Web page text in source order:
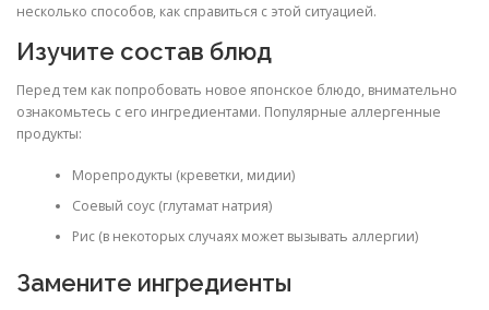
несколько способов, как справиться с этой ситуацией.
Изучите состав блюд
Перед тем как попробовать новое японское блюдо, внимательно
ознакомьтесь с его ингредиентами. Популярные аллергенные
продукты:
Морепродукты (креветки, мидии)
Соевый соус (глутамат натрия)
Рис (в некоторых случаях может вызывать аллергии)
Замените ингредиенты